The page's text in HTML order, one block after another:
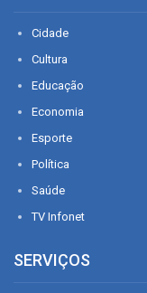
Cidade
Cultura
Educação
Economia
Esporte
Política
Saúde
TV Infonet
SERVIÇOS